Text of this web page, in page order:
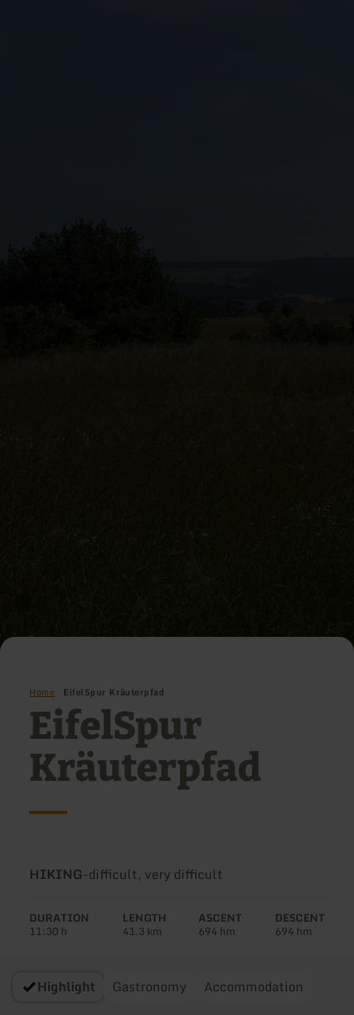
Home EifelSpur Kräuterpfad
EifelSpur
Kräuterpfad
Type
tour:
HIKING-Difficulty:
difficult, very difficult
DURATION
11:30 h
LENGTH
41.3 km
ASCENT
694 hm
DESCENT
694 hm
Highlight Gastronomy Accommodation